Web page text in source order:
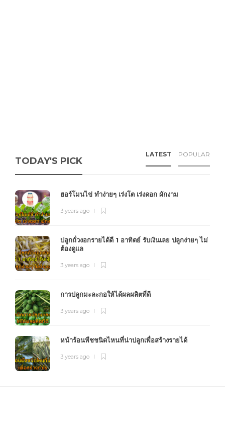
TODAY'S PICK
LATEST POPULAR
ฮอร์โมนไข่ ทำง่ายๆ เร่งโต เร่งดอก ผักงาม
3 years ago
ปลูกถั่วงอกรายได้ดี 1 อาทิตย์ รับเงินเลย ปลูกง่ายๆ ไม่
ต้องดูแล
3 years ago
การปลูกมะละกอให้ได้ผลผลิตที่ดี
3 years ago
หน้าร้อนพืชชนิดไหนที่น่าปลูกเพื่อสร้างรายได้
3 years ago